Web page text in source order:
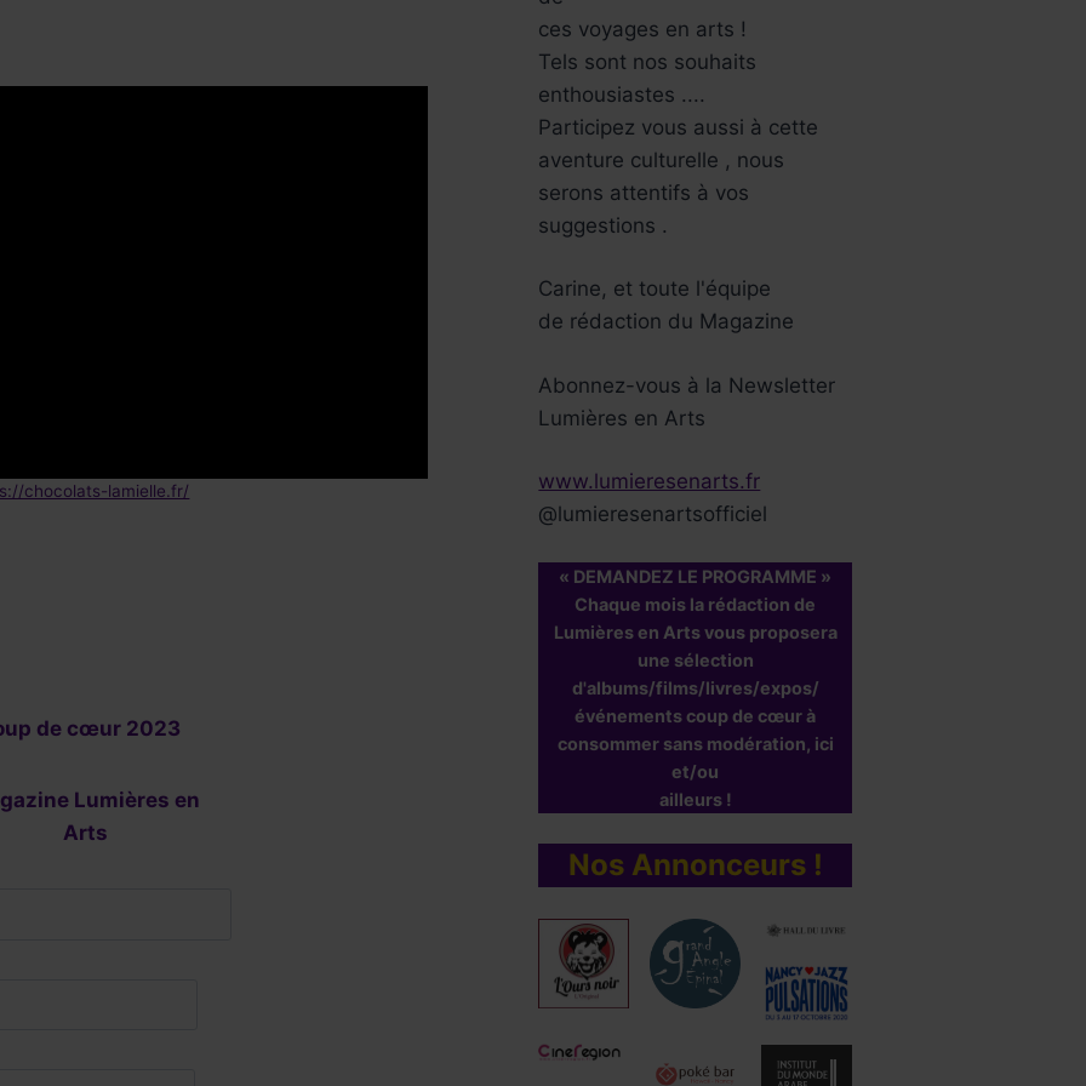
chocolats-lamielle.fr/
de cœur 2023
Lumières en
Arts
ces voyages en arts !
Tels sont nos souhaits
enthousiastes ....
Participez vous aussi à cette
aventure culturelle , nous
serons attentifs à vos
suggestions .
Carine, et toute l'équipe
de rédaction du Magazine
Abonnez-vous à la Newsletter
Lumières en Arts
www.lumieresenarts.fr
@lumieresenartsofficiel
« DEMANDEZ LE PROGRAMME »
Chaque mois la rédaction de
Lumières en Arts vous proposera
une sélection
d'albums/films/livres/expos/
événements coup de cœur à
consommer sans modération, ici
et/ou
ailleurs !
Nos Annonceurs !